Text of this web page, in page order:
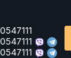
0547111
0547111
0547111